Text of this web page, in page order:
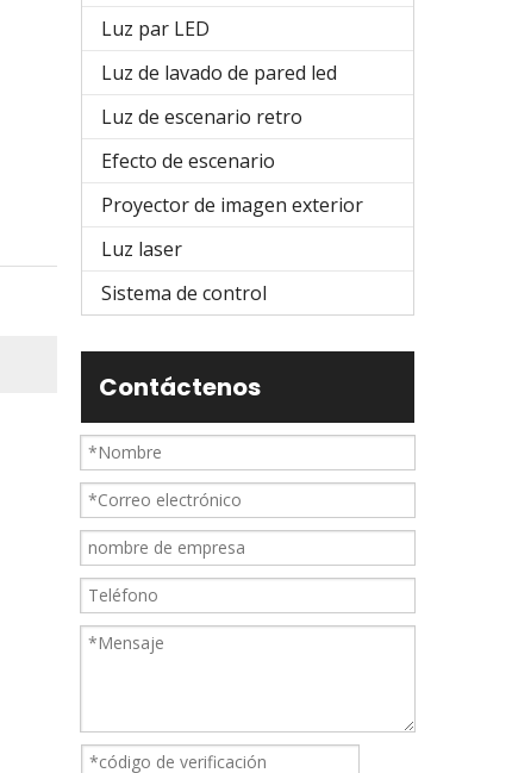
Luz par LED
Luz de lavado de pared led
Luz de escenario retro
Efecto de escenario
Proyector de imagen exterior
Luz laser
Sistema de control
Contáctenos